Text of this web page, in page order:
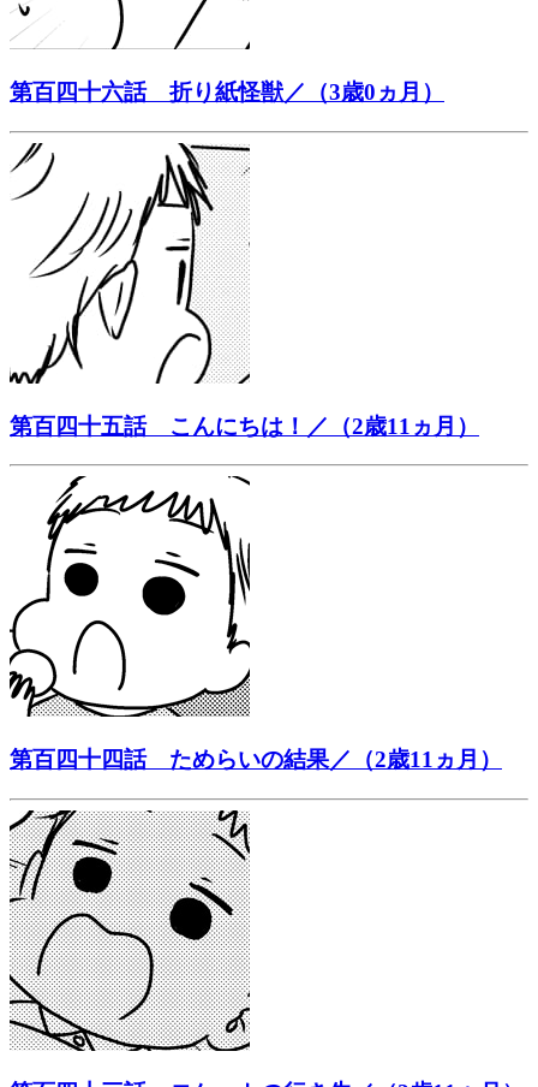
第百四十六話 折り紙怪獣／（3歳0ヵ月）
第百四十五話 こんにちは！／（2歳11ヵ月）
第百四十四話 ためらいの結果／（2歳11ヵ月）